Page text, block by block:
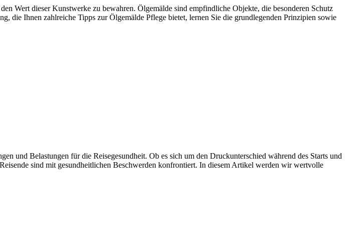
Wert dieser Kunstwerke zu bewahren. Ölgemälde sind empfindliche Objekte, die besonderen Schutz
die Ihnen zahlreiche Tipps zur Ölgemälde Pflege bietet, lernen Sie die grundlegenden Prinzipien sowie
und Belastungen für die Reisegesundheit. Ob es sich um den Druckunterschied während des Starts und
sind mit gesundheitlichen Beschwerden konfrontiert. In diesem Artikel werden wir wertvolle